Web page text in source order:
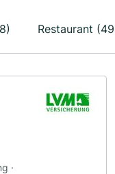
Restaurant
·